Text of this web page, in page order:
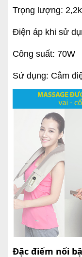
Trọng lượng:
Điện áp khi sử
Công suất: 70W
Sử dụng: Cắm
Đặc điểm nổi